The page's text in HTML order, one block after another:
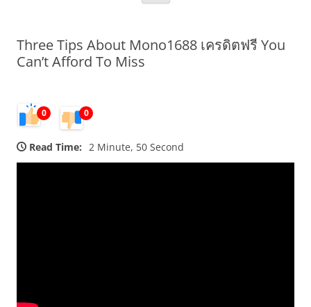
ยัง
Three Tips About Mono1688 เครดิตฟรี You
Can’t Afford To Miss
0 0
Read Time: 2 Minute, 50 Second